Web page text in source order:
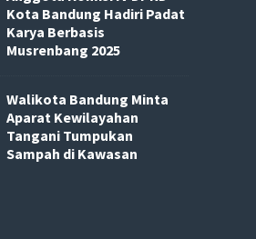
Kota Bandung Hadiri Padat
Karya Berbasis
Musrenbang 2025
Walikota Bandung Minta
Aparat Kewilayahan
Tangani Tumpukan
Sampah di Kawasan